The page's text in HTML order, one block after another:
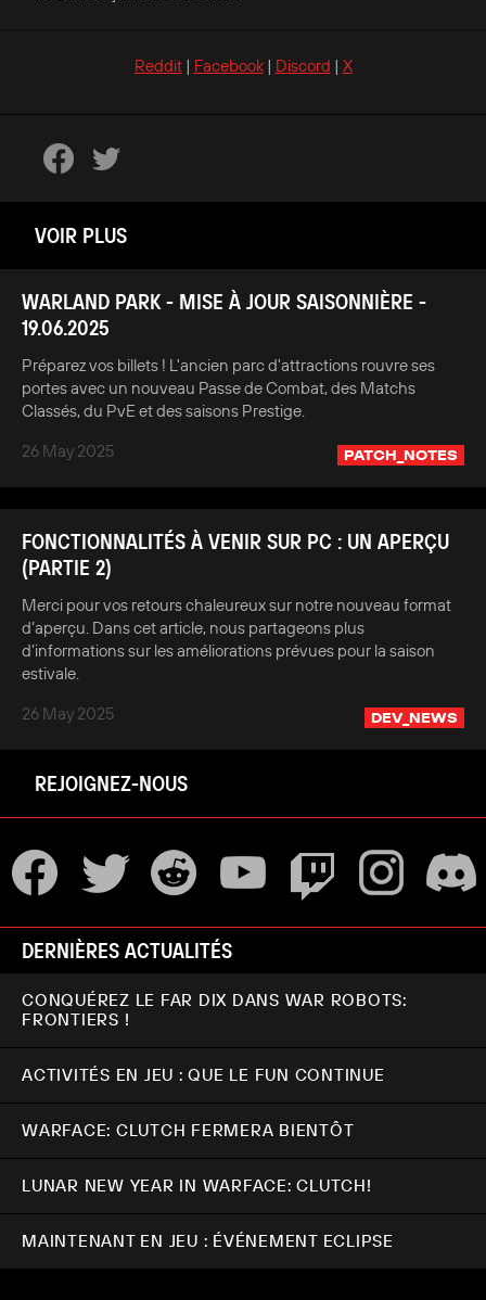
Reddit| Facebook| Discord | X
VOIR PLUS
WARLAND PARK - MISE À JOUR SAISONNIÈRE -
19.06.2025
Préparez vos billets ! L'ancien parc d'attractions rouvre ses
portes avec un nouveau Passe de Combat, des Matchs
Classés, du PvE et des saisons Prestige.
26 May 2025
PATCH_NOTES
FONCTIONNALITÉS À VENIR SUR PC : UN APERÇU
(PARTIE 2)
Merci pour vos retours chaleureux sur notre nouveau format
d’aperçu. Dans cet article, nous partageons plus
d’informations sur les améliorations prévues pour la saison
estivale.
26 May 2025
DEV_NEWS
REJOIGNEZ-NOUS
DERNIÈRES ACTUALITÉS
CONQUÉREZ LE FAR DIX DANS WAR ROBOTS:
FRONTIERS !
ACTIVITÉS EN JEU : QUE LE FUN CONTINUE
WARFACE: CLUTCH FERMERA BIENTÔT
LUNAR NEW YEAR IN WARFACE: CLUTCH!
MAINTENANT EN JEU : ÉVÉNEMENT ECLIPSE